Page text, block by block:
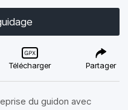
Télécharger Partager
du guidon avec